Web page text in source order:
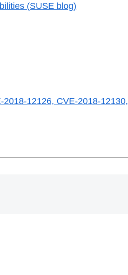
(SUSE blog)
12126, CVE-2018-12130,